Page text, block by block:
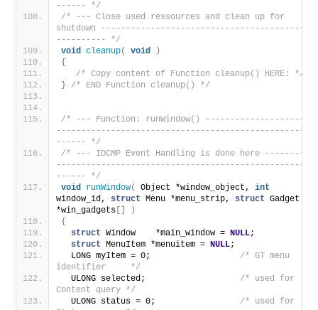
------ */
/* --- Close used ressources and clean up for
shutdown ------------------------------------------
---------- */
void cleanup( void
)
{
/* Copy content of Function cleanup() HERE: */
}
/* END Function cleanup() */
/* --- Function: runWindow() ---------------------
---------------------------------------------------
------ */
/* --- IDCMP Event Handling is done here ---------
---------------------------------------------------
------ */
void runWindow( Object *window_object, int
window_id, struct Menu *menu_strip, struct Gadget
*win_gadgets
)
{
struct Window    *main_window = NULL;
struct MenuItem *menuitem = NULL;
  LONG myItem = 0;
/* GT menu
identifier     */
  ULONG selected;
/* used for
Content query */
  ULONG status = 0;
/* used for